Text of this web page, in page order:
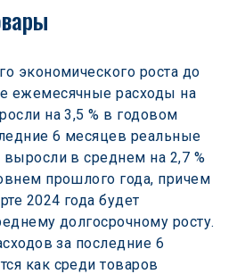
экономического роста до
ежемесячные расходы на
на 3,5 % в годовом
6 месяцев реальные
в среднем на 2,7 %
прошлого года, причем
2024 года будет
долгосрочному росту.
за последние 6
как среди товаров